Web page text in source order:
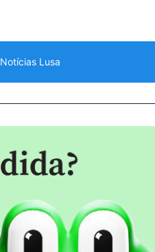
Notícias Lusa